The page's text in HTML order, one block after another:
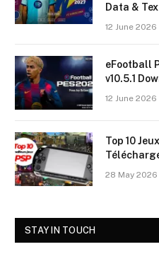
Data &
12 June 2026
eFootball
v10.5.1
12 June 2026
Top 10
28 May 2026
STAY IN TOUCH